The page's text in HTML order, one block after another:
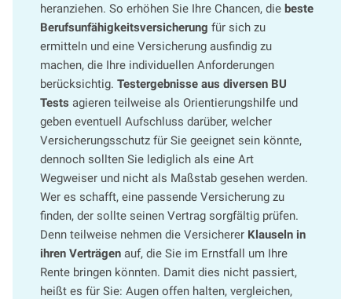
heranziehen. So erhöhen Sie Ihre Chancen, die beste
Berufsunfähigkeitsversicherung für sich zu
ermitteln und eine Versicherung ausfindig zu
machen, die Ihre individuellen Anforderungen
berücksichtig. Testergebnisse aus diversen BU
Tests agieren teilweise als Orientierungshilfe und
geben eventuell Aufschluss darüber, welcher
Versicherungsschutz für Sie geeignet sein könnte,
dennoch sollten Sie lediglich als eine Art
Wegweiser und nicht als Maßstab gesehen werden.
Wer es schafft, eine passende Versicherung zu
finden, der sollte seinen Vertrag sorgfältig prüfen.
Denn teilweise nehmen die Versicherer Klauseln in
ihren Verträgenauf, die Sie im Ernstfall um Ihre
Rente bringen könnten. Damit dies nicht passiert,
heißt es für Sie: Augen offen halten, vergleichen,